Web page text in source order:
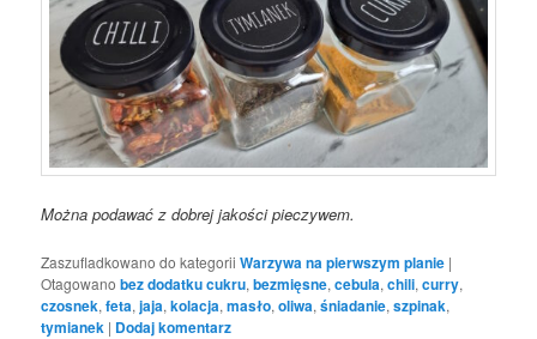
Można podawać z dobrej jakości pieczywem.
Zaszufladkowano do kategorii Warzywa na pierwszym planie |
Otagowano bez dodatku cukru,bezmięsne,cebula,chili,curry,
czosnek,feta,jaja,kolacja,masło,oliwa,śniadanie,szpinak,
tymianek | Dodaj komentarz